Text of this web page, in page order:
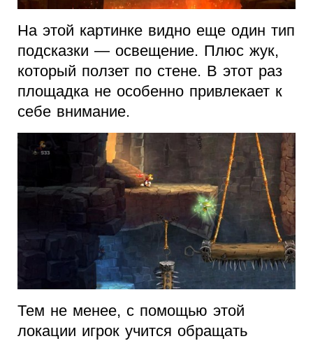
На этой картинке видно еще один тип
подсказки — освещение. Плюс жук,
который ползет по стене. В этот раз
площадка не особенно привлекает к
себе внимание.
Тем не менее, с помощью этой
локации игрок учится обращать